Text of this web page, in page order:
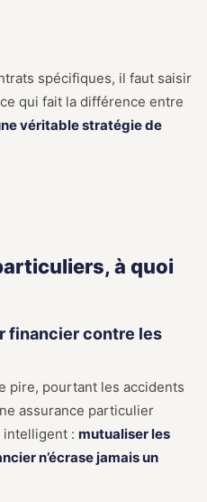
spécifiques, il faut saisir
qui fait la différence entre
véritable stratégie de
à quoi
financier contre les
pire, pourtant les accidents
assurance particulier
intelligent : mutualiser les
n’écrase jamais un